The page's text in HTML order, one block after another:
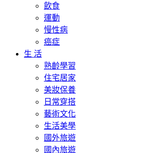
飲食
運動
慢性病
癌症
生 活
熟齡學習
住宅居家
美妝保養
日常穿搭
藝術文化
生活美學
國外旅遊
國內旅遊